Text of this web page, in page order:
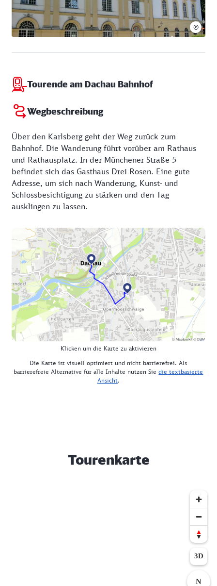
©
Tourende am Dachau Bahnhof
Wegbeschreibung
Über den Karlsberg geht der Weg zurück zum
Bahnhof. Die Wanderung führt vorüber am Rathaus
und Rathausplatz. In der Münchener Straße 5
befindet sich das Gasthaus Drei Rosen. Eine gute
Adresse, um sich nach Wanderung, Kunst- und
Schlossbesichtigung zu stärken und den Tag
ausklingen zu lassen.
Klicken um die Karte zu aktivieren
Die Karte ist visuell optimiert und nicht barrierefrei. Als
barrierefreie Alternative für alle Inhalte nutzen Siedie textbasierte
Ansicht.
Tourenkarte
3D
N